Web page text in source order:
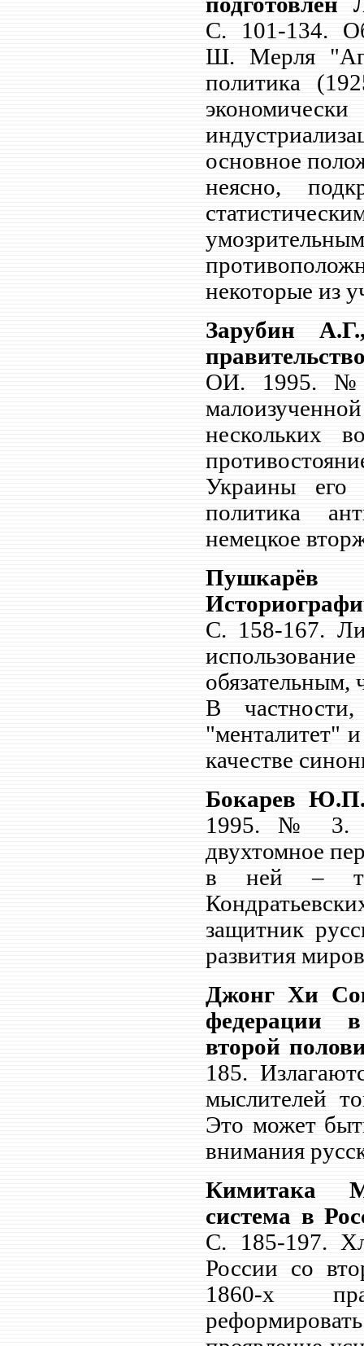
С.
101-134.
Ш.
Мерля
политика
основное
неясно,
некоторые из
Зарубин
ОИ. 1995.
нескольких
Украины его
политика
немецкое
Пушкарёв
С. 158-167.
В частности,
"менталитет"
качестве
Бокарев
1995. № 3.
двухтомное
в ней – то,
защитник
развития
Джонг Хи
федерации
второй
185.
мыслителей
Это может
внимания
Кимитака
система в
С.
185-197.
России со
1860-х